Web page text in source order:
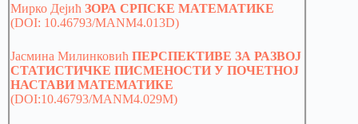
Мирко Дејић ЗОРА СРПСКЕ МАТЕМАТИКЕ
(DOI: 10.46793/MANM4.013D)
Јасмина Милинковић ПЕРСПЕКТИВЕ ЗА РАЗВОЈ
СТАТИСТИЧКЕ ПИСМЕНОСТИ У ПОЧЕТНОЈ
НАСТАВИ МАТЕМАТИКЕ
(DOI:10.46793/MANM4.029M)